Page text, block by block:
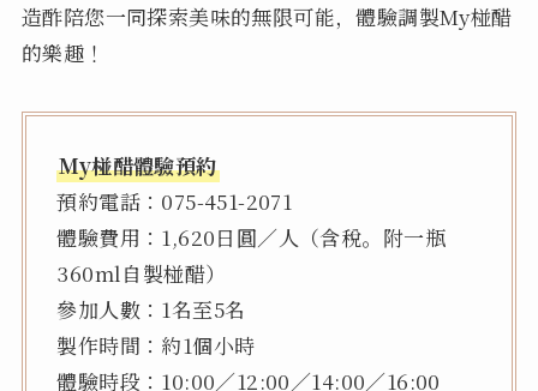
造酢陪您一同探索美味的無限可能，體驗調製My椪醋
的樂趣！
My椪醋體驗預約
預約電話：075-451-2071
體驗費用：1,620日圓／人（含稅。附一瓶
360ml自製椪醋）
參加人數：1名至5名
製作時間：約1個小時
體驗時段：10:00／12:00／14:00／16:00